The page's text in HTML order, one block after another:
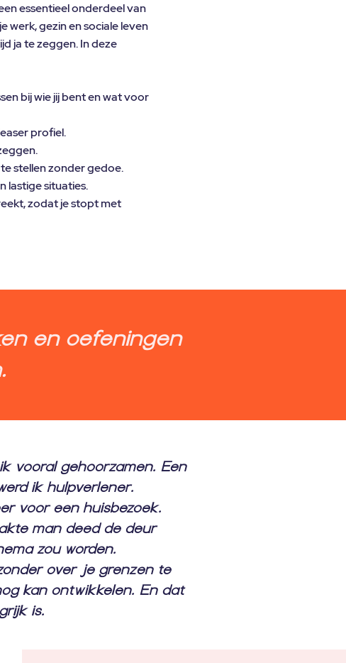
essentieel onderdeel van
werk, gezin en sociale leven
ja te zeggen. In deze
bij wie jij bent en wat voor
profiel.
stellen zonder gedoe.
lastige situaties.
zodat je stopt met
en oefeningen
vooral gehoorzamen. Een
ik hulpverlener.
voor een huisbezoek.
man deed de deur
zou worden.
over je grenzen te
kan ontwikkelen. En dat
is.